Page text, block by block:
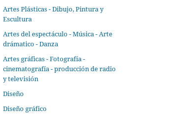
Artes Plásticas - Dibujo, Pintura y
Escultura
Artes del espectáculo - Música - Arte
drámatico - Danza
Artes gráficas - Fotografía -
cinematografía - producción de radio
y televisión
Diseño
Diseño gráfico